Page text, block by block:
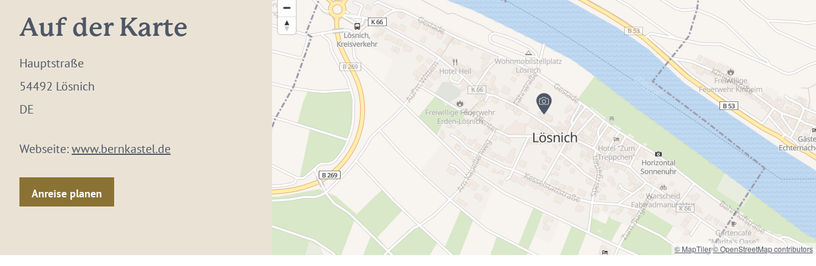
Auf der Karte
Hauptstraße
54492 Lösnich
DE
Webseite:www.bernkastel.de
Anreise planen
© MapTiler© OpenStreetMap contributors